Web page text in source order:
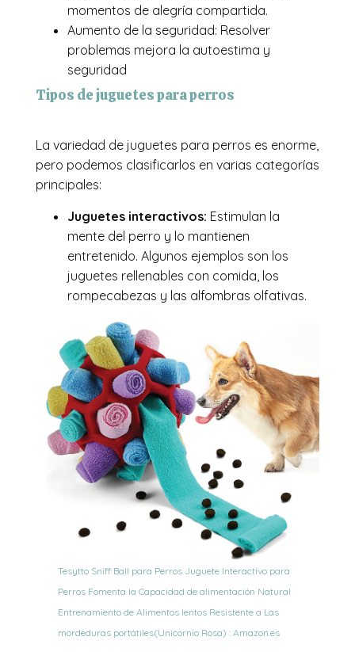
momentos de alegría compartida.
Aumento de la seguridad: Resolver
problemas mejora la autoestima y
seguridad
Tipos de juguetes para perros
La variedad de juguetes para perros es enorme,
pero podemos clasificarlos en varias categorías
principales:
Juguetes interactivos: Estimulan la
mente del perro y lo mantienen
entretenido. Algunos ejemplos son los
juguetes rellenables con comida, los
rompecabezas y las alfombras olfativas.
Tesytto Sniff Ball para Perros Juguete Interactivo para
Perros Fomenta la Capacidad de alimentación Natural
Entrenamiento de Alimentos lentos Resistente a Las
mordeduras portátiles(Unicornio Rosa) : Amazon.es